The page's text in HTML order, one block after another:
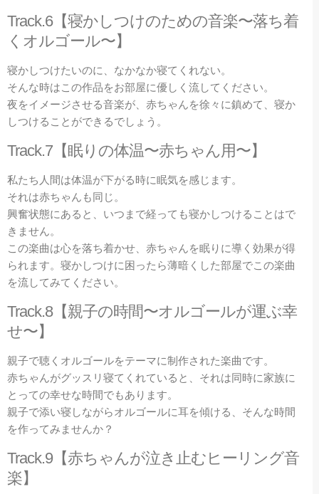
Track.6【寝かしつけのための音楽〜落ち着
くオルゴール〜】
寝かしつけたいのに、なかなか寝てくれない。
そんな時はこの作品をお部屋に優しく流してください。
夜をイメージさせる音楽が、赤ちゃんを徐々に鎮めて、寝か
しつけることができるでしょう。
Track.7【眠りの体温〜赤ちゃん用〜】
私たち人間は体温が下がる時に眠気を感じます。
それは赤ちゃんも同じ。
興奮状態にあると、いつまで経っても寝かしつけることはで
きません。
この楽曲は心を落ち着かせ、赤ちゃんを眠りに導く効果が得
られます。寝かしつけに困ったら薄暗くした部屋でこの楽曲
を流してみてください。
Track.8【親子の時間〜オルゴールが運ぶ幸
せ〜】
親子で聴くオルゴールをテーマに制作された楽曲です。
赤ちゃんがグッスリ寝てくれていると、それは同時に家族に
とっての幸せな時間でもあります。
親子で添い寝しながらオルゴールに耳を傾ける、そんな時間
を作ってみませんか？
Track.9【赤ちゃんが泣き止むヒーリング音
楽】